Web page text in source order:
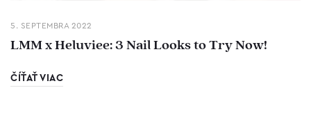
5. SEPTEMBRA 2022
LMM x Heluviee: 3 Nail Looks to Try Now!
ČÍŤAŤ VIAC